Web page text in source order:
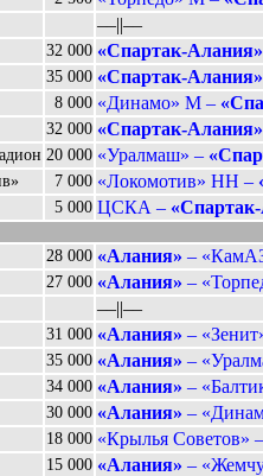
––||––
32 000 «Спартак-Алания»
35 000 «Спартак-Алания»
8 000 «Динамо» М –
32 000 «Спартак-Алания»
20 000 «Уралмаш» –
7 000 «Локомотив» НН –
5 000 ЦСКА –
28 000 «Алания» –
27 000 «Алания» –
––||––
31 000 «Алания» –
35 000 «Алания» –
34 000 «Алания» –
30 000 «Алания» –
18 000 «Крылья Советов» –
15 000 «Алания» –